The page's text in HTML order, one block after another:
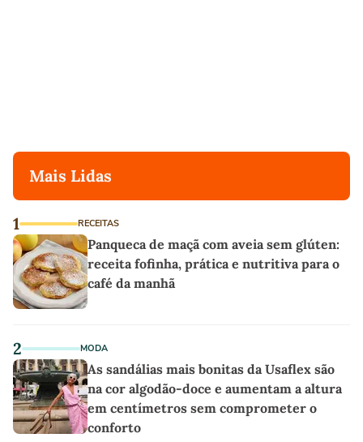
Mais Lidas
1 RECEITAS
Panqueca de maçã com aveia sem glúten:
receita fofinha, prática e nutritiva para o
café da manhã
2 MODA
As sandálias mais bonitas da Usaflex são
na cor algodão-doce e aumentam a altura
em centímetros sem comprometer o
conforto